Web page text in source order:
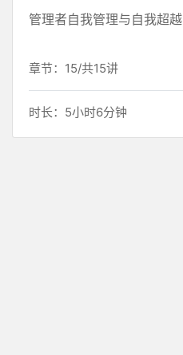
管理者自我管理与自我超越
章节：15/共15讲
时长：5小时6分钟